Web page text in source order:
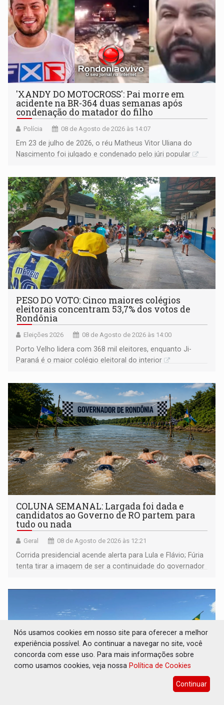
'XANDY DO MOTOCROSS': Pai morre em
acidente na BR-364 duas semanas após
condenação do matador do filho
Polícia 08 de Agosto de 2026 às 14:07
Em 23 de julho de 2026, o réu Matheus Vitor Uliana do
Nascimento foi julgado e condenado pelo júri popular
PESO DO VOTO: Cinco maiores colégios
eleitorais concentram 53,7% dos votos de
Rondônia
Eleições 2026 08 de Agosto de 2026 às 14:00
Porto Velho lidera com 368 mil eleitores, enquanto Ji-
Paraná é o maior colégio eleitoral do interior
COLUNA SEMANAL: Largada foi dada e
candidatos ao Governo de RO partem para
tudo ou nada
Geral 08 de Agosto de 2026 às 12:21
Corrida presidencial acende alerta para Lula e Flávio; Fúria
tenta tirar a imagem de ser a continuidade do governador
não ter entrado no modo eleição; ABAV faz evento em
Nós usamos cookies em nosso site para oferecer a melhor
experiência possível. Ao continuar a navegar no site, você
concorda com esse uso. Para mais informações sobre
como usamos cookies, veja nossa Política de Cookies
Continuar